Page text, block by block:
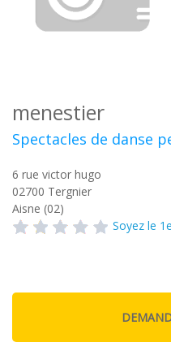
menestier
Spectacles de danse
6 rue victor hugo
02700 Tergnier
Aisne (02)
Soyez le